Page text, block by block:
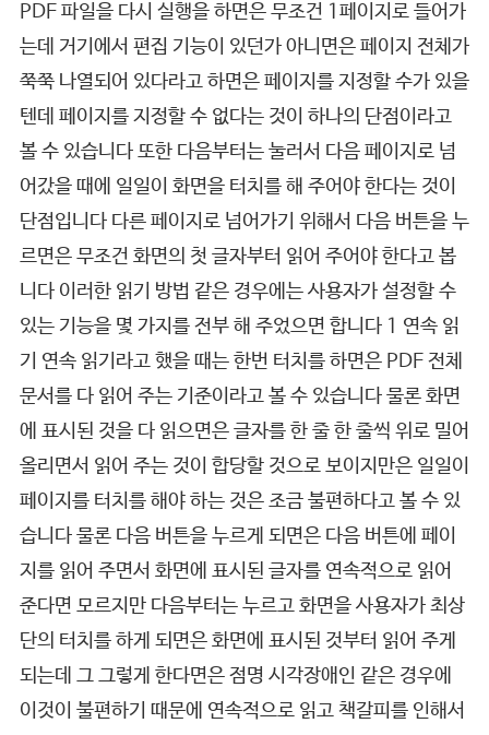
PDF 파일을 다시 실행을 하면은 무조건 1페이지로 들어가
는데 거기에서 편집 기능이 있던가 아니면은 페이지 전체가
쭉쭉 나열되어 있다라고 하면은 페이지를 지정할 수가 있을
텐데 페이지를 지정할 수 없다는 것이 하나의 단점이라고
볼 수 있습니다 또한 다음부터는 눌러서 다음 페이지로 넘
어갔을 때에 일일이 화면을 터치를 해 주어야 한다는 것이
단점입니다 다른 페이지로 넘어가기 위해서 다음 버튼을 누
르면은 무조건 화면의 첫 글자부터 읽어 주어야 한다고 봅
니다 이러한 읽기 방법 같은 경우에는 사용자가 설정할 수
있는 기능을 몇 가지를 전부 해 주었으면 합니다 1 연속 읽
기 연속 읽기라고 했을 때는 한번 터치를 하면은 PDF 전체
문서를 다 읽어 주는 기준이라고 볼 수 있습니다 물론 화면
에 표시된 것을 다 읽으면은 글자를 한 줄 한 줄씩 위로 밀어
올리면서 읽어 주는 것이 합당할 것으로 보이지만은 일일이
페이지를 터치를 해야 하는 것은 조금 불편하다고 볼 수 있
습니다 물론 다음 버튼을 누르게 되면은 다음 버튼에 페이
지를 읽어 주면서 화면에 표시된 글자를 연속적으로 읽어
준다면 모르지만 다음부터는 누르고 화면을 사용자가 최상
단의 터치를 하게 되면은 화면에 표시된 것부터 읽어 주게
되는데 그 그렇게 한다면은 점명 시각장애인 같은 경우에
이것이 불편하기 때문에 연속적으로 읽고 책갈피를 인해서